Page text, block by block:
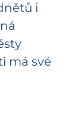
i
má své